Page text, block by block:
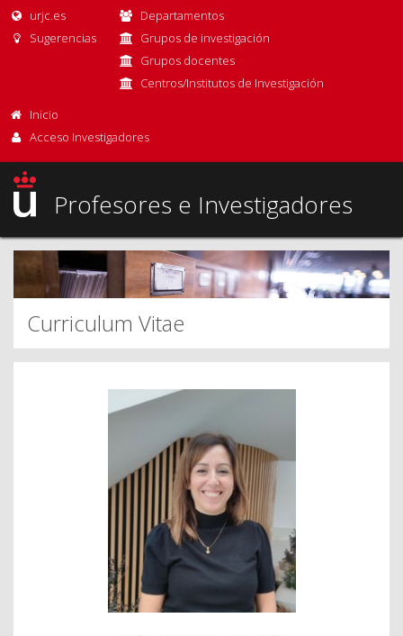
urjc.es
Sugerencias
Departamentos
Grupos de investigación
Grupos docentes
Centros/Institutos de Investigación
Inicio
Acceso Investigadores
Profesores e Investigadores
Curriculum Vitae